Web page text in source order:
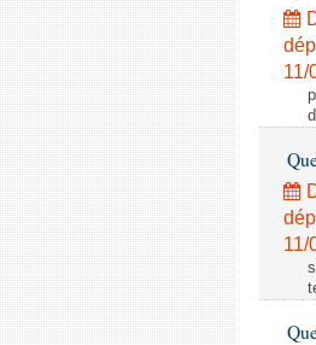
11/
11/